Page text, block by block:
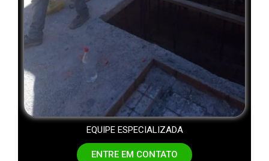
EQUIPE ESPECIALIZADA
ENTRE EM CONTATO